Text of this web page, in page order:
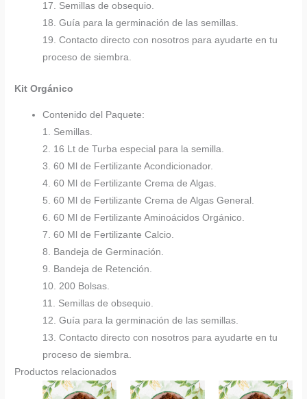
17. Semillas de obsequio.
18. Guía para la germinación de las semillas.
19. Contacto directo con nosotros para ayudarte en tu
proceso de siembra.
Kit Orgánico
Contenido del Paquete:
1. Semillas.
2. 16 Lt de Turba especial para la semilla.
3. 60 Ml de Fertilizante Acondicionador.
4. 60 Ml de Fertilizante Crema de Algas.
5. 60 Ml de Fertilizante Crema de Algas General.
6. 60 Ml de Fertilizante Aminoácidos Orgánico.
7. 60 Ml de Fertilizante Calcio.
8. Bandeja de Germinación.
9. Bandeja de Retención.
10. 200 Bolsas.
11. Semillas de obsequio.
12. Guía para la germinación de las semillas.
13. Contacto directo con nosotros para ayudarte en tu
proceso de siembra.
Productos relacionados